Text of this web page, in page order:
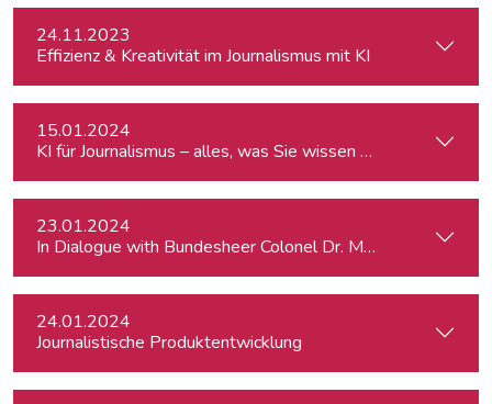
24.11.2023
Effizienz & Kreativität im Journalismus mit KI
15.01.2024
KI für Journalismus – alles, was Sie wissen müssen
23.01.2024
In Dialogue with Bundesheer Colonel Dr. Markus Reisner
24.01.2024
Journalistische Produktentwicklung